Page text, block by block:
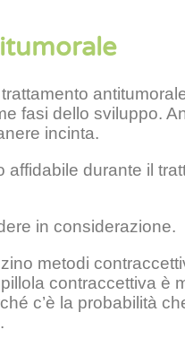
fasi dello sviluppo.
incinta.
durante il
in considerazione.
metodi
contraccettiva è
c’è la probabilità